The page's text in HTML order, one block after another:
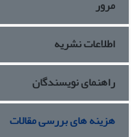
مرور
اطلاعات نشریه
راهنمای نویسندگان
هزینه های بررسی مقالات